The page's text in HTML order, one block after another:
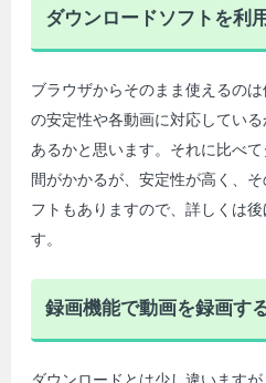
ダウンロードソフトを利
ブラウザからそのまま使えるの
の安定性や各動画に対応してい
あるかと思います。それに比べ
間がかかるが、安定性が高く、
フトもありますので、詳しくは
す。
録画機能で動画を録画す